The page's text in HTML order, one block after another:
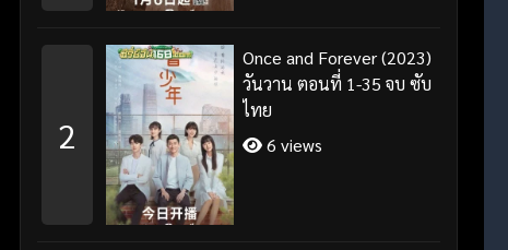
2
Once and Forever (2023)
วันวาน ตอนที่ 1-35 จบ ซับ
ไทย
6 views